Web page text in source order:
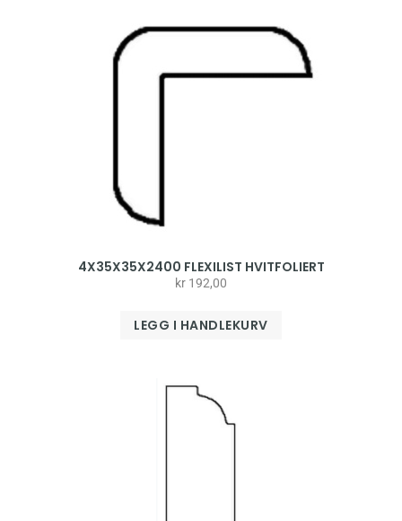
4X35X35X2400 FLEXILIST HVITFOLIERT
kr 192,00
LEGG I HANDLEKURV